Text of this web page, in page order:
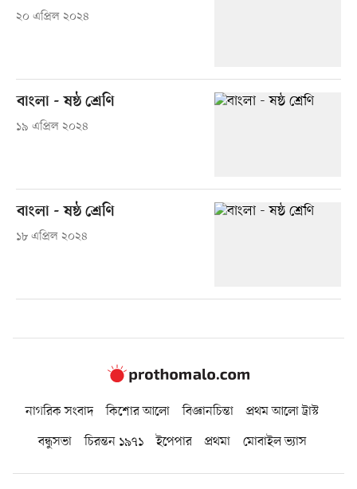
২০ এপ্রিল ২০২৪
বাংলা - ষষ্ঠ শ্রেণি
১৯ এপ্রিল ২০২৪
বাংলা - ষষ্ঠ শ্রেণি
১৮ এপ্রিল ২০২৪
নাগরিক সংবাদ কিশোর আলো বিজ্ঞানচিন্তা
প্রথম আলো ট্রাস্ট
বন্ধুসভা
চিরন্তন ১৯৭১ ইপেপার প্রথমা মোবাইল ভ্যাস